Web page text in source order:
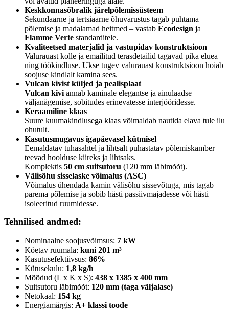
Keskkonnasõbralik järelpõlemissüsteem
Sekundaarne ja tertsiaarne õhuvarustus tagab puhtama
põlemise ja madalamad heitmed – vastab Ecodesign ja
Flamme Verte standarditele.
Kvaliteetsed materjalid ja vastupidav konstruktsioon
Valurauast kolle ja emailitud terasdetailid tagavad pika eluea
ning töökindluse. Ukse tugev valurauast konstruktsioon hoiab
soojuse kindlalt kamina sees.
Vulcan kivist küljed ja pealisplaat
Vulcan kivi annab kaminale elegantse ja ainulaadse
väljanägemise, sobitudes erinevatesse interjööridesse.
Keraamiline klaas
Suure kuumakindlusega klaas võimaldab nautida elava tule ilu
ohutult.
Kasutusmugavus igapäevasel kütmisel
Eemaldatav tuhasahtel ja lihtsalt puhastatav põlemiskamber
teevad hoolduse kiireks ja lihtsaks.
Komplektis 50 cm suitsutoru (120 mm läbimõõt).
Välisõhu sisselaske võimalus (ASC)
Võimalus ühendada kamin välisõhu sissevõtuga, mis tagab
parema põlemise ja sobib hästi passiivmajadesse või hästi
isoleeritud ruumidesse.
Tehnilised andmed:
Nominaalne soojusvõimsus: 7 kW
Köetav ruumala: kuni 201 m³
Kasutusefektiivsus: 86%
Kütusekulu: 1,8 kg/h
Mõõdud (L x K x S): 438 x 1385 x 400 mm
Suitsutoru läbimõõt: 120 mm (taga väljalase)
Netokaal: 154 kg
Energiamärgis: A+ klassi toode